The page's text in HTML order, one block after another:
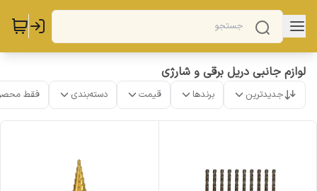
لوازم جانبی دریل برقی و شارژی
جدیدترین برندها قیمت دسته‌بندی فقط